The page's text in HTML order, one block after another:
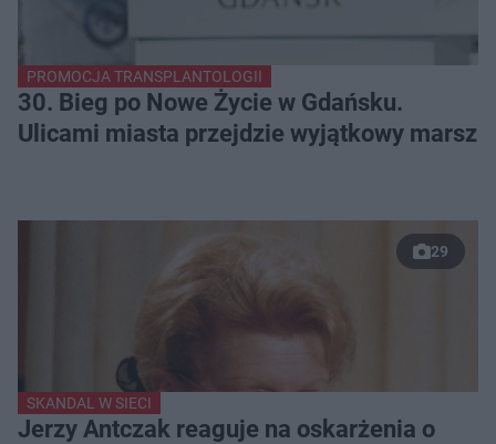
PROMOCJA TRANSPLANTOLOGII
30. Bieg po Nowe Życie w Gdańsku.
Ulicami miasta przejdzie wyjątkowy marsz
29
SKANDAL W SIECI
Jerzy Antczak reaguje na oskarżenia o